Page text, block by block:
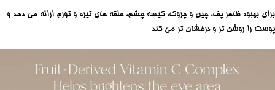
برای بهبود ظاهر پف، چین و چروک، کیسه چشم، حلقه های تیره و تورم ارائه می دهد و
پوست را روشن تر و درخشان تر می کند